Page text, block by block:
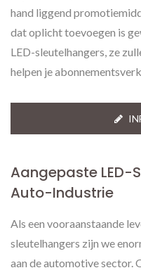
hand liggend
dat oplicht toevoegen is
LED-sleutelhangers, ze
helpen je
Aangepaste LED-
Auto-Industrie
Als een vooraanstaande
sleutelhangers zijn we
aan de automotive sector.